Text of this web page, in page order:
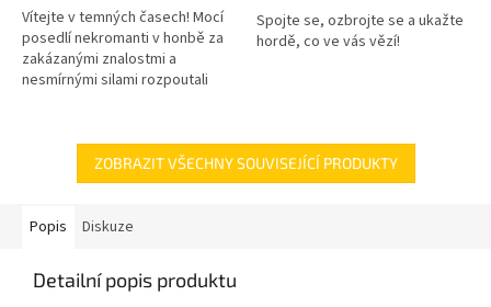
Vítejte v temných časech! Mocí
posedlí nekromanti v honbě za
zakázanými znalostmi a
nesmírnými silami rozpoutali
Spojte se, ozbrojte se a ukažte
hordě, co ve vás vězí!
ZOBRAZIT VŠECHNY SOUVISEJÍCÍ PRODUKTY
Popis Diskuze
Detailní popis produktu